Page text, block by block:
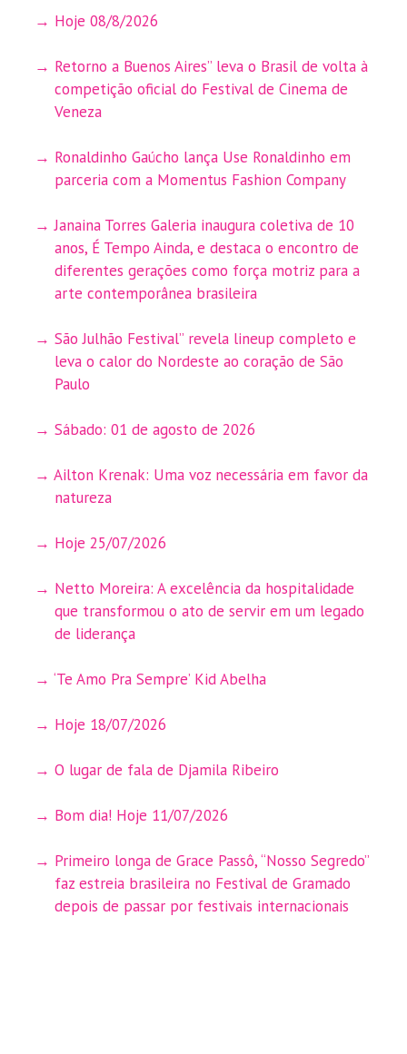
Hoje 08/8/2026
Retorno a Buenos Aires” leva o Brasil de volta à
competição oficial do Festival de Cinema de
Veneza
Ronaldinho Gaúcho lança Use Ronaldinho em
parceria com a Momentus Fashion Company
Janaina Torres Galeria inaugura coletiva de 10
anos, É Tempo Ainda, e destaca o encontro de
diferentes gerações como força motriz para a
arte contemporânea brasileira
São Julhão Festival” revela lineup completo e
leva o calor do Nordeste ao coração de São
Paulo
Sábado: 01 de agosto de 2026
Ailton Krenak: Uma voz necessária em favor da
natureza
Hoje 25/07/2026
Netto Moreira: A excelência da hospitalidade
que transformou o ato de servir em um legado
de liderança
‘Te Amo Pra Sempre’ Kid Abelha
Hoje 18/07/2026
O lugar de fala de Djamila Ribeiro
Bom dia! Hoje 11/07/2026
Primeiro longa de Grace Passô, “Nosso Segredo”
faz estreia brasileira no Festival de Gramado
depois de passar por festivais internacionais